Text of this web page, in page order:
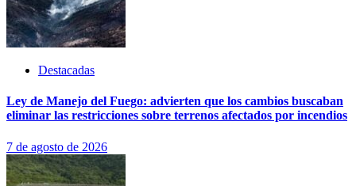
Destacadas
Ley de Manejo del Fuego: advierten que los cambios buscaban
eliminar las restricciones sobre terrenos afectados por incendios
7 de agosto de 2026